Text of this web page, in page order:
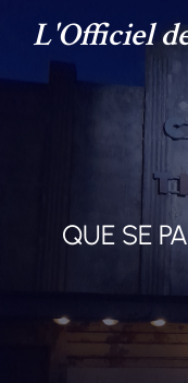
L'Officiel
QUE SE